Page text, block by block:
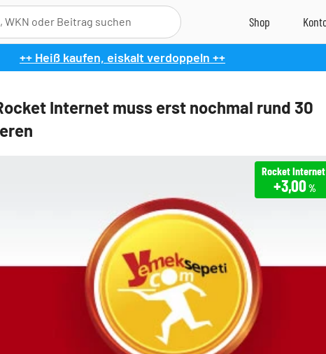
++ Heiß kaufen, eiskalt verdoppeln ++
Internet muss erst nochmal rund 30
Rocket Internet
+3,00%